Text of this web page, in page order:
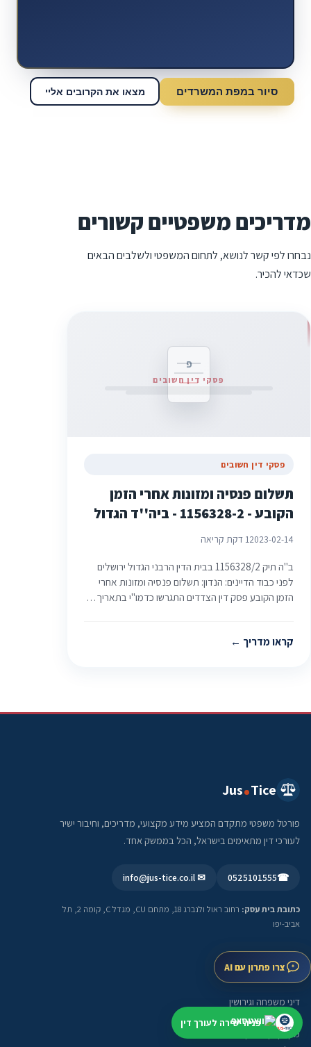
סיור במפת המשרדים מצאו את הקרובים אליי
מדריכים משפטיים קשורים
נבחרו לפי קשר לנושא, לתחום המשפטי ולשלבים הבאים
שכדאי להכיר.
פ
פסקי דין חשובים
פסקי דין חשובים
תשלום פנסיה ומזונות אחרי הזמן
הקובע - 1156328-2 - ביה''ד הגדול
2023-02-141 דקת קריאה
ב"ה תיק ‏1156328/2 בבית הדין הרבני הגדול ירושלים
לפני כבוד הדיינים: הנדון: תשלום פנסיה ומזונות אחרי
הזמן הקובע פסק דין הצדדים התגרשו כדמו"י בתאריך…
קראו מדריך
Jus Tice
פורטל משפטי מתקדם המציע מידע מקצועי, מדריכים, וחיבור ישיר
לעורכי דין מתאימים בישראל, הכל בממשק אחד.
☎
0525101555
✉ info@jus-tice.co.il
כתובת בית עסק:
רחוב ראול ולנברג 18, מתחם CU, מגדל C, קומה 2, תל
אביב-יפו
תחומי התמחות
דיני משפחה וגירושין
משפט פלילי
מקרקעין ונדל"ן
צרו פתרון עם AI
פניה ישירה לעורך דין